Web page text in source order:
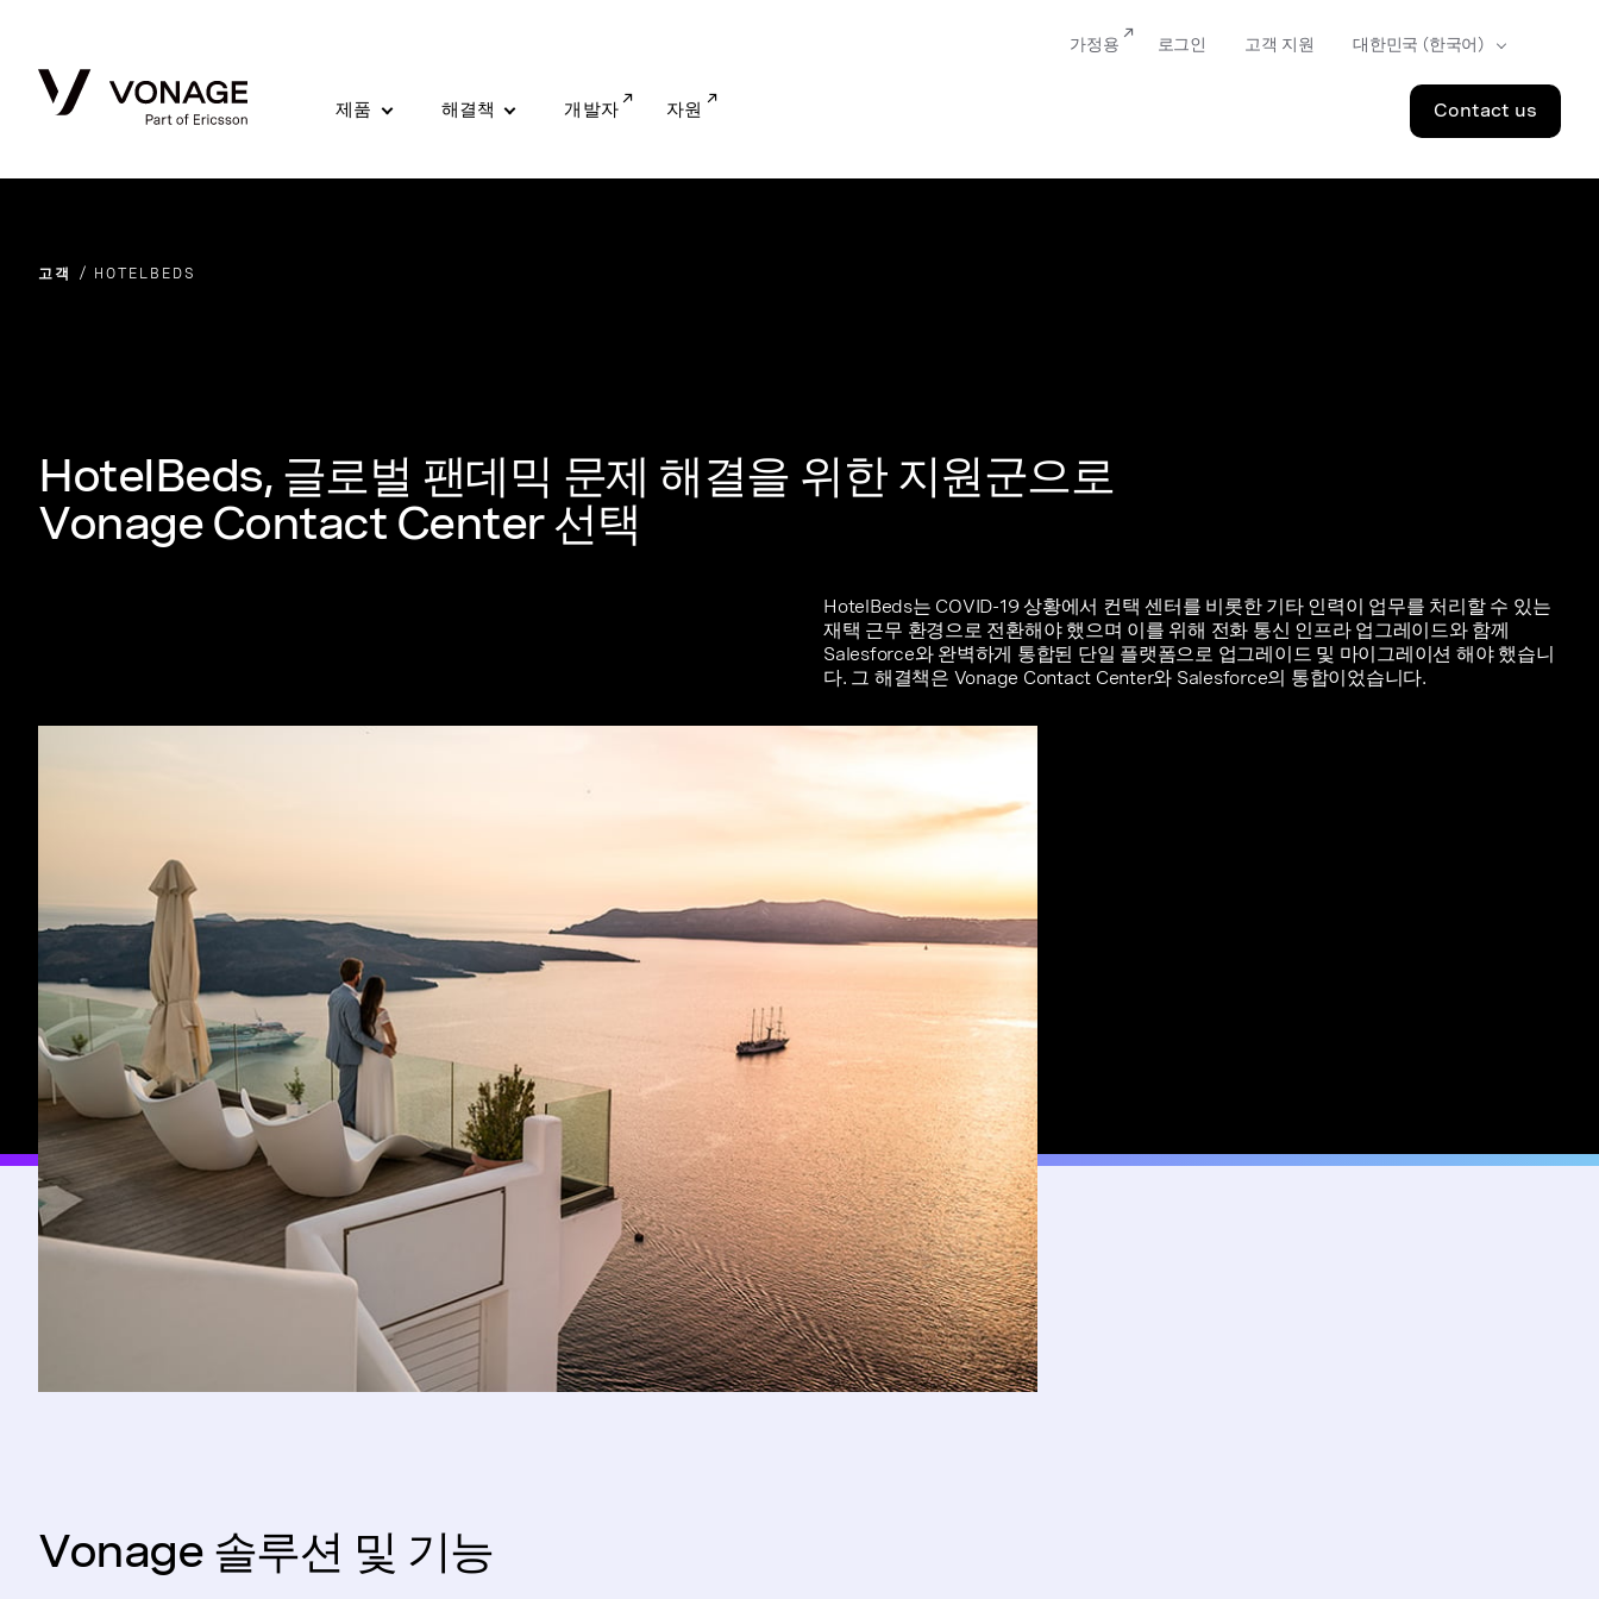
제품 해결책 개발자 자원 Contact us
가정용 로그인 고객 지원
고객 HOTELBEDS
HotelBeds, 글로벌 팬데믹 문제 해결을 위한 지원군으로
Vonage Contact Center 선택
HotelBeds는 COVID-19 상황에서 컨택 센터를 비롯한 기타 인력이 업무를 처리할 수 있는
재택 근무 환경으로 전환해야 했으며 이를 위해 전화 통신 인프라 업그레이드와 함께
Salesforce와 완벽하게 통합된 단일 플랫폼으로 업그레이드 및 마이그레이션 해야 했습니
다. 그 해결책은 Vonage Contact Center와 Salesforce의 통합이었습니다.
Vonage 솔루션 및 기능